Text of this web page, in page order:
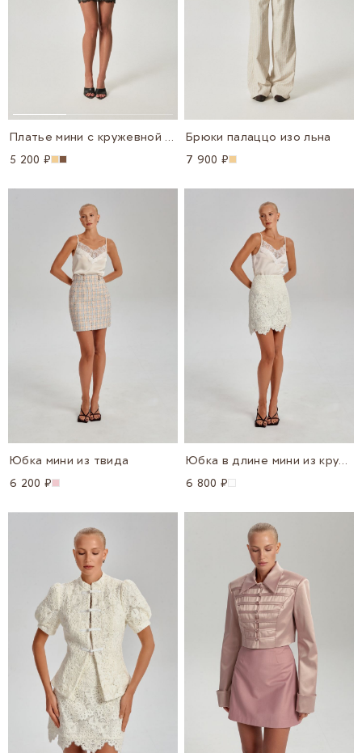
Платье мини с кружевной окантовкой
5 200 ₽
Брюки палаццо изо льна
7 900 ₽
Юбка мини из твида
6 200 ₽
Юбка в длине мини из кружева
6 800 ₽